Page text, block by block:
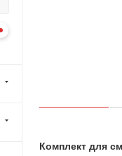
Комплект для